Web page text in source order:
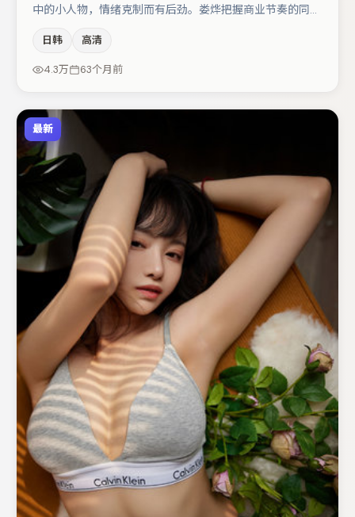
中的小人物，情绪克制而有后劲。娄烨把握商业节奏的同时
括李光洁、弗洛伦丝·皮尤、章子怡等，角色动机前后呼
应，适合喜欢抠台词与伏笔的观众。整体完成度较高，适合
日韩 高清
4.3万 63个月前
最新